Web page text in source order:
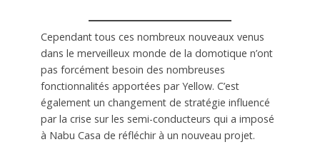
Cependant tous ces nombreux nouveaux venus
dans le merveilleux monde de la domotique n’ont
pas forcément besoin des nombreuses
fonctionnalités apportées par Yellow. C’est
également un changement de stratégie influencé
par la crise sur les semi-conducteurs qui a imposé
à Nabu Casa de réfléchir à un nouveau projet.